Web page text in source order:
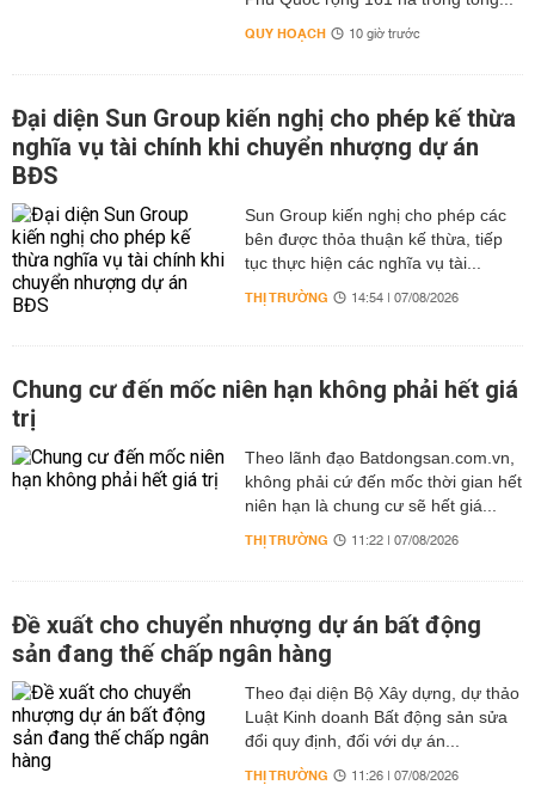
QUY HOẠCH 10 giờ trước
Đại diện Sun Group kiến nghị cho phép kế thừa
nghĩa vụ tài chính khi chuyển nhượng dự án
BĐS
Sun Group kiến nghị cho phép các
bên được thỏa thuận kế thừa, tiếp
tục thực hiện các nghĩa vụ tài...
THỊ TRƯỜNG 14:54 | 07/08/2026
Chung cư đến mốc niên hạn không phải hết giá
trị
Theo lãnh đạo Batdongsan.com.vn,
không phải cứ đến mốc thời gian hết
niên hạn là chung cư sẽ hết giá...
THỊ TRƯỜNG 11:22 | 07/08/2026
Đề xuất cho chuyển nhượng dự án bất động
sản đang thế chấp ngân hàng
Theo đại diện Bộ Xây dựng, dự thảo
Luật Kinh doanh Bất động sản sửa
đổi quy định, đối với dự án...
THỊ TRƯỜNG 11:26 | 07/08/2026